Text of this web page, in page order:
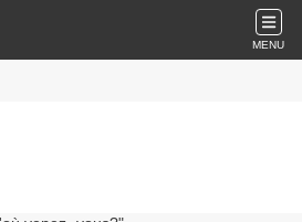
MENU